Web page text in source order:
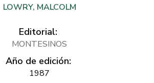
LOWRY, MALCOLM
Editorial:
MONTESINOS
Año de edición:
1987